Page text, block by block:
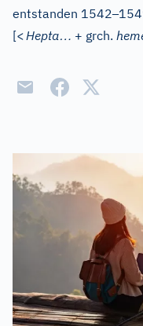
entstanden 1542–
[<Hepta… + grch.